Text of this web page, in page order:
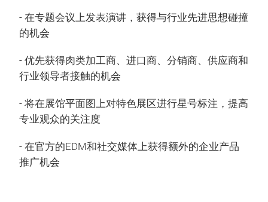
- 在专题会议上发表演讲，获得与行业先进思想碰撞
的机会
- 优先获得肉类加工商、进口商、分销商、供应商和
行业领导者接触的机会
- 将在展馆平面图上对特色展区进行星号标注，提高
专业观众的关注度
- 在官方的EDM和社交媒体上获得额外的企业产品
推广机会